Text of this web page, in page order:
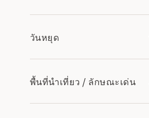
วันหยุด
พื้นที่นำเที่ยว / ลักษณะเด่น